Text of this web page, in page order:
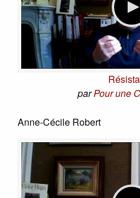
parPour une
Anne-Cécile Robert